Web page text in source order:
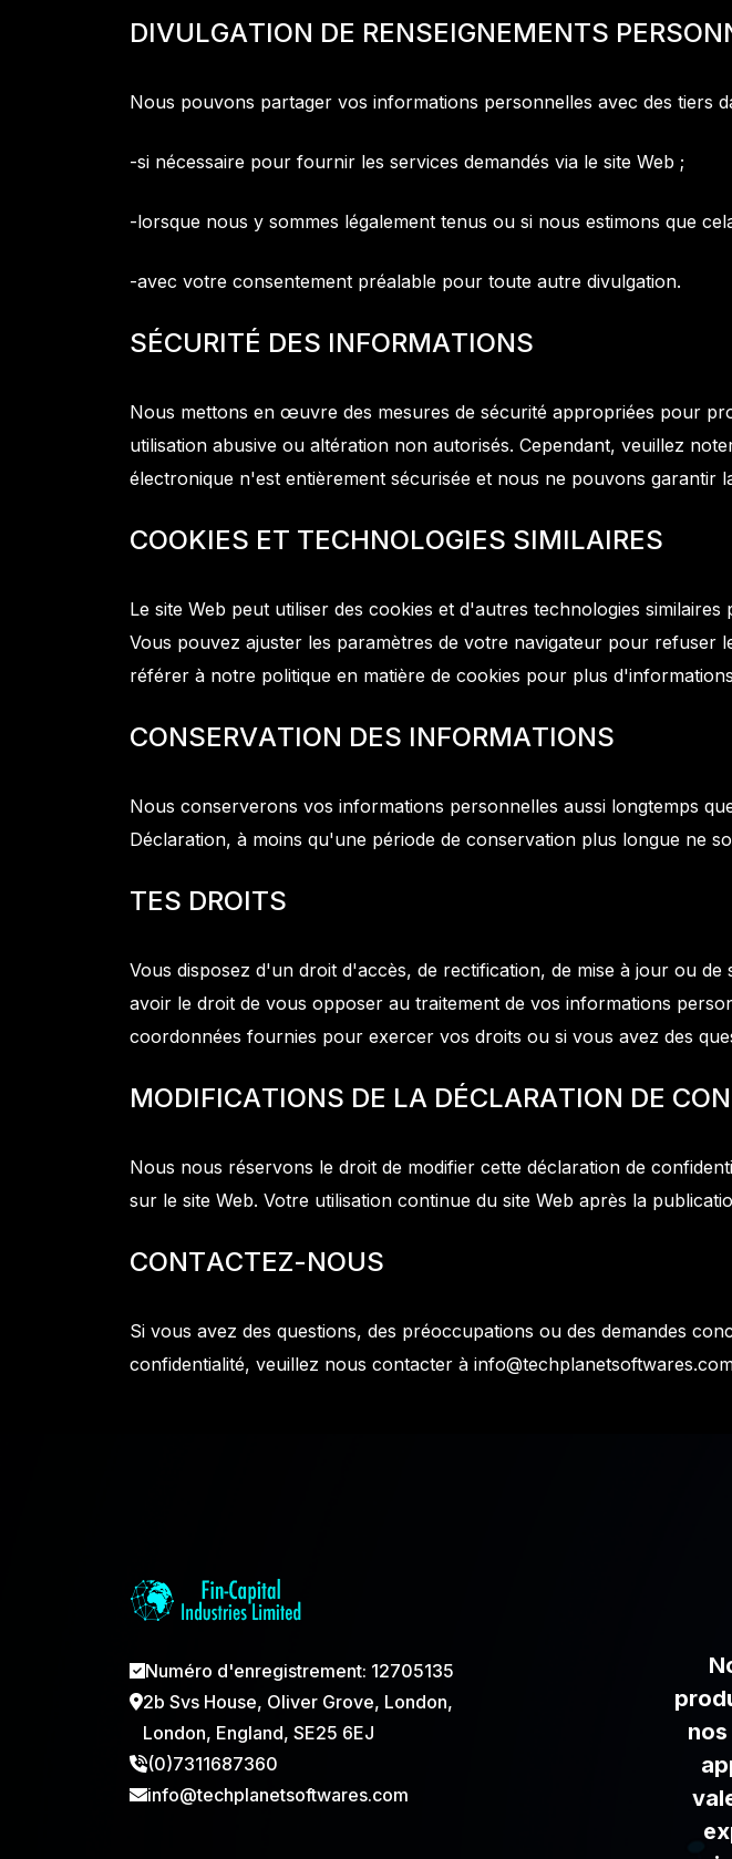
DIVULGATION DE RENSEIGNEMENTS PERSON
Nous pouvons partager vos informations personnelles avec des tiers
-si nécessaire pour fournir les services demandés via le site Web ;
-lorsque nous y sommes légalement tenus ou si nous estimons que
-avec votre consentement préalable pour toute autre divulgation.
SÉCURITÉ DES INFORMATIONS
Nous mettons en œuvre des mesures de sécurité appropriées pour
utilisation abusive ou altération non autorisés. Cependant, veuillez
électronique n'est entièrement sécurisée et nous ne pouvons garantir
COOKIES ET TECHNOLOGIES SIMILAIRES
Le site Web peut utiliser des cookies et d'autres technologies
Vous pouvez ajuster les paramètres de votre navigateur pour refuser
référer à notre politique en matière de cookies pour plus
CONSERVATION DES INFORMATIONS
Nous conserverons vos informations personnelles aussi longtemps
Déclaration, à moins qu'une période de conservation plus longue ne
TES DROITS
Vous disposez d'un droit d'accès, de rectification, de mise à jour ou
avoir le droit de vous opposer au traitement de vos informations
coordonnées fournies pour exercer vos droits ou si vous avez des
MODIFICATIONS DE LA DÉCLARATION DE CON
Nous nous réservons le droit de modifier cette déclaration de
sur le site Web. Votre utilisation continue du site Web après la
CONTACTEZ-NOUS
Si vous avez des questions, des préoccupations ou des demandes
confidentialité, veuillez nous contacter à
Numéro d'enregistrement: 12705135
2b Svs House, Oliver Grove, London,
London, England, SE25 6EJ
(0)7311687360
info@techplanetsoftwares.com